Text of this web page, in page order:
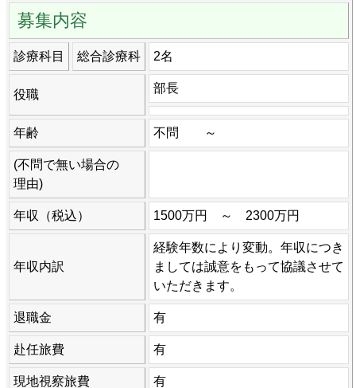
募集内容
診療科目 総合診療科 2名
役職 部長
年齢 不問 ～
(不問で無い場合の
理由)
年収（税込） 1500万円 ～ 2300万円
年収内訳
経験年数により変動。年収につき
ましては誠意をもって協議させて
いただきます。
退職金 有
赴任旅費 有
現地視察旅費 有